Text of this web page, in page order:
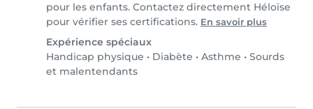
pour les enfants. Contactez directement Héloïse
pour vérifier ses certifications. En savoir plus
Expérience spéciaux
Handicap physique • Diabète • Asthme • Sourds
et malentendants